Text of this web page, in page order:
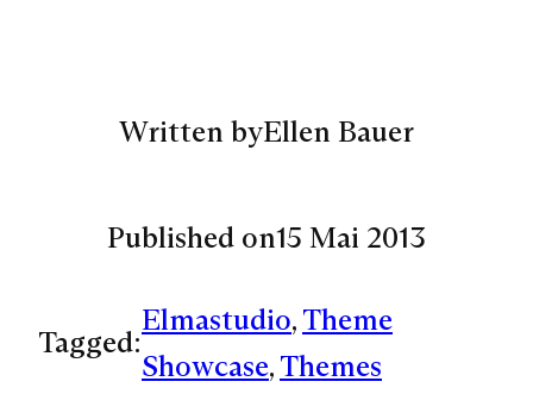
Written byEllen Bauer
Published on15 Mai 2013
Tagged:
Elmastudio, Theme
Showcase, Themes